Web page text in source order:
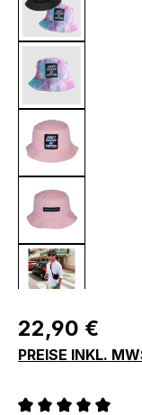
Regulärer Preis:
22,90 €
PREISE INKL.